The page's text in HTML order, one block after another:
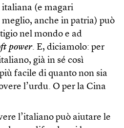
(e magari
anche in patria) può
nel mondo e ad
power. E, diciamolo: per
già in sé così
facile di quanto non sia
l’urdu. O per la Cina
l’italiano può aiutare le